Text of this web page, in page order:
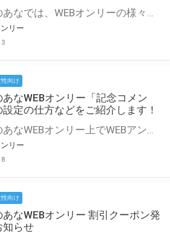
とらのあなでは、WEBオンリーの様々な支援を実施しています。 今回は2021年9月に実装を予定しているアップデート情報についてご紹介いたします。 とらのあなWEBオンリーサイトはこちら
リー
性向け
あなWEBオンリー「記念コメン
設定の仕方などをご紹介します！
とらのあなWEBオンリー上でWEBアンソロジーが作成できる「記念コメント」について、その使い方や作成手順を解説します！ 支援タイプを「サークル参加型」「サークル参加型・マルシェ(イベント会場)機能付き」でお申し込みいただいている主催者様はぜひご活用ください♪ とらのあなWEBオンリーサイトはこちら
リー
性向け
あなWEBオンリー 割引クーポン発
知らせ